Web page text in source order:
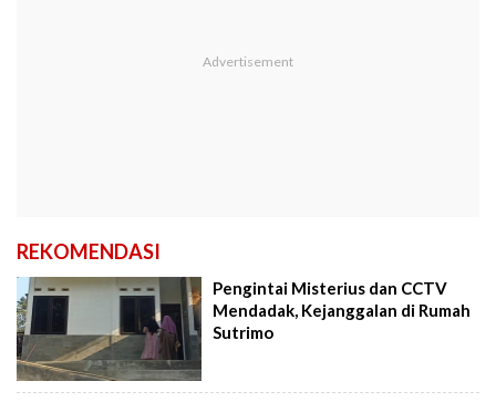
REKOMENDASI
Pengintai Misterius dan CCTV
Mendadak, Kejanggalan di Rumah
Sutrimo